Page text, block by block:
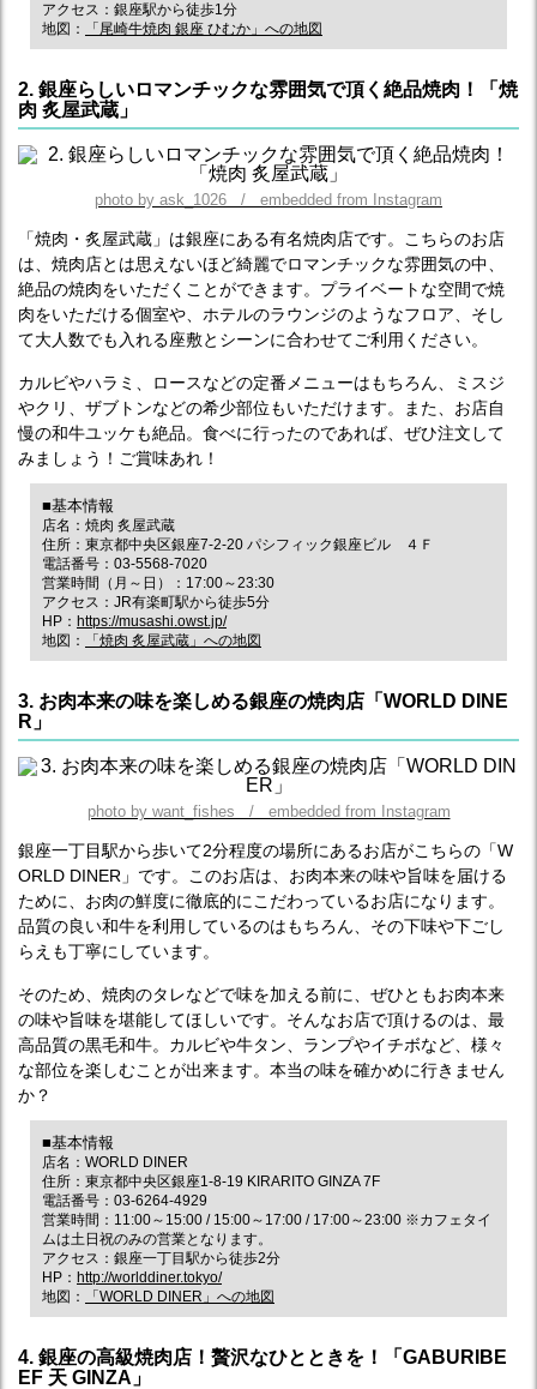
アクセス：銀座駅から徒歩1分
地図：
「尾崎牛焼肉 銀座 ひむか」への地図
2. 銀座らしいロマンチックな雰囲気で頂く絶品焼肉！「焼
肉 炙屋武蔵」
photo by ask_1026 / embedded from Instagram
「焼肉・炙屋武蔵」は銀座にある有名焼肉店です。こちらのお店
は、焼肉店とは思えないほど綺麗でロマンチックな雰囲気の中、
絶品の焼肉をいただくことができます。プライベートな空間で焼
肉をいただける個室や、ホテルのラウンジのようなフロア、そし
て大人数でも入れる座敷とシーンに合わせてご利用ください。
カルビやハラミ、ロースなどの定番メニューはもちろん、ミスジ
やクリ、ザブトンなどの希少部位もいただけます。また、お店自
慢の和牛ユッケも絶品。食べに行ったのであれば、ぜひ注文して
みましょう！ご賞味あれ！
■基本情報
店名：焼肉 炙屋武蔵
住所：東京都中央区銀座7-2-20 パシフィック銀座ビル ４Ｆ
電話番号：03-5568-7020
営業時間（月～日）：17:00～23:30
アクセス：JR有楽町駅から徒歩5分
HP： https://musashi.owst.jp/
地図：
「焼肉 炙屋武蔵」への地図
3. お肉本来の味を楽しめる銀座の焼肉店「WORLD DINE
R」
photo by want_fishes / embedded from Instagram
銀座一丁目駅から歩いて2分程度の場所にあるお店がこちらの「W
ORLD DINER」です。このお店は、お肉本来の味や旨味を届ける
ために、お肉の鮮度に徹底的にこだわっているお店になります。
品質の良い和牛を利用しているのはもちろん、その下味や下ごし
らえも丁寧にしています。
そのため、焼肉のタレなどで味を加える前に、ぜひともお肉本来
の味や旨味を堪能してほしいです。そんなお店で頂けるのは、最
高品質の黒毛和牛。カルビや牛タン、ランプやイチボなど、様々
な部位を楽しむことが出来ます。本当の味を確かめに行きません
か？
■基本情報
店名：WORLD DINER
住所：東京都中央区銀座1-8-19 KIRARITO GINZA 7F
電話番号：03-6264-4929
営業時間：11:00～15:00 / 15:00～17:00 / 17:00～23:00 ※カフェタイ
ムは土日祝のみの営業となります。
アクセス：銀座一丁目駅から徒歩2分
HP： http://worlddiner.tokyo/
地図：
「WORLD DINER」への地図
4. 銀座の高級焼肉店！贅沢なひとときを！「GABURIBE
EF 天 GINZA」